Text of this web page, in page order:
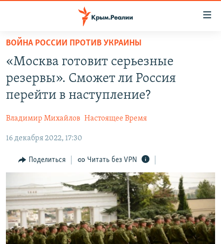
Вернуться
основному
содержанию
Вернутся
главной
навигации
Вернутся
поиску
ГРУЗ 200
11 ЛЕТ ОККУПАЦИИ КРЫМА. 11 ИСТОРИЙ СОПРОТИВЛЕНИЯ
ВОДА
ЕЩЕ
ИНТЕРАКТИВ
ИНФОГРАФИКА
ТЕЛЕПРОЕКТ КРЫМ.РЕАЛИИ
СОВЕТЫ ПРАВОЗАЩИТНИКОВ
ПРОПАВШИЕ БЕЗ ВЕСТИ
ПОБЕДИТЕЛЕЙ НЕ СУДЯТ?
РАДІО СВОБОДА
КАК ОБОЙТИ БЛОКИРОВКУ
Українською
Qırımtatar
ПРИСОЕДИНЯЙТЕСЬ!
ВОЙНА РОССИИ ПРОТИВ УКРАИНЫ
«Москва готовит серьезные
резервы». Сможет ли Россия
перейти в наступление?
Владимир Михайлов Настоящее Время
16 декабря 2022, 17:30
Поделиться Читать без VPN